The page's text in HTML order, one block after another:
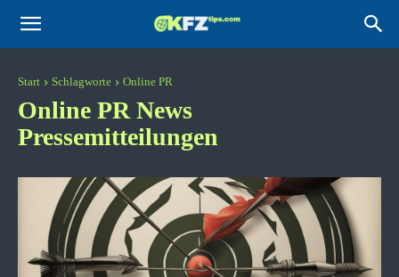
KFZtips.com
Start Schlagworte Online PR
Online PR News
Pressemitteilungen